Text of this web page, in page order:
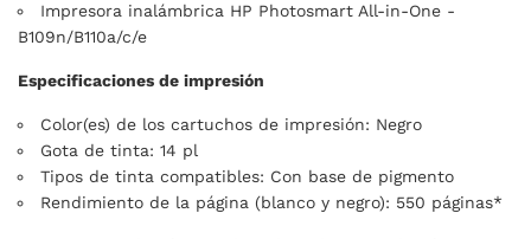
Impresora inalámbrica HP Photosmart All-in-One -
B109n/B110a/c/e
Especificaciones de impresión
Color(es) de los cartuchos de impresión: Negro
Gota de tinta: 14 pl
Tipos de tinta compatibles: Con base de pigmento
Rendimiento de la página (blanco y negro): 550 páginas*